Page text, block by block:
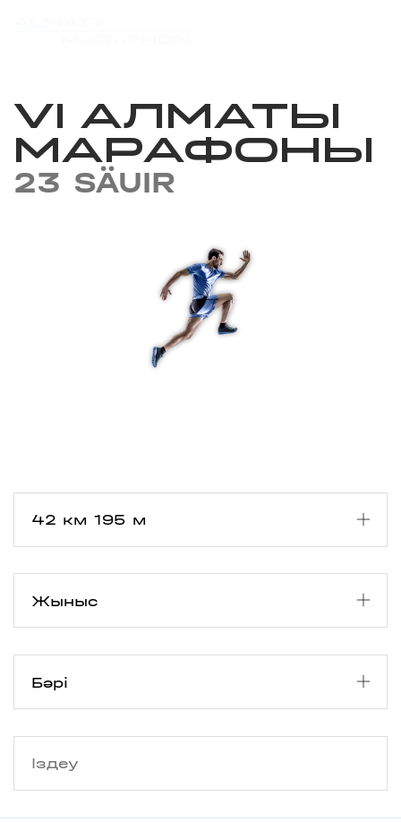
VI АЛМАТЫ
МАРАФОНЫ
23 SÄUIR